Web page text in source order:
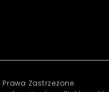
Prawa Zastrzeżone